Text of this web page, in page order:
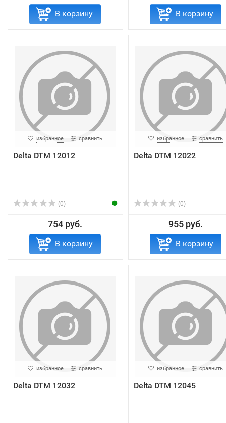
В корзину В корзину
избранное сравнить
Delta DTM 12012
(0)
754 руб.
В корзину
избранное сравнить
Delta DTM 12022
(0)
955 руб.
В корзину
избранное сравнить
Delta DTM 12032
избранное сравнить
Delta DTM 12045